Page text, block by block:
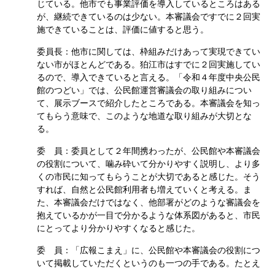
じている。他市でも事業評価を導入しているところはある
が、継続できているのは少ない。本審議会ですでに２回実
施できていることは、評価に値すると思う。
委員長：他市に関しては、枠組みだけあって実現できてい
ない市がほとんどである。狛江市はすでに２回実施してい
るので、導入できていると言える。「令和４年度中央公民
館のつどい」では、公民館運営審議会の取り組みについ
て、展示ブースで紹介したところである。本審議会を知っ
てもらう意味で、このような地道な取り組みが大切とな
る。
委 員：委員として２年間携わったが、公民館や本審議会
の役割について、噛み砕いて分かりやすく説明し、より多
くの市民に知ってもらうことが大切であると感じた。そう
すれば、自然と公民館利用者も増えていくと考える。ま
た、本審議会だけではなく、他部署がどのような審議会を
抱えているかが一目で分かるような体系図があると、市民
にとってより分かりやすくなると感じた。
委 員：「広報こまえ」に、公民館や本審議会の役割につ
いて掲載していただくというのも一つの手である。たとえ